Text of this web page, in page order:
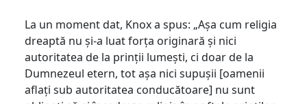
La un moment dat, Knox a spus: „Așa cum religia
dreaptă nu și-a luat forța originară și nici
autoritatea de la prinții lumești, ci doar de la
Dumnezeul etern, tot așa nici supușii [oamenii
aflați sub autoritatea conducătoare] nu sunt